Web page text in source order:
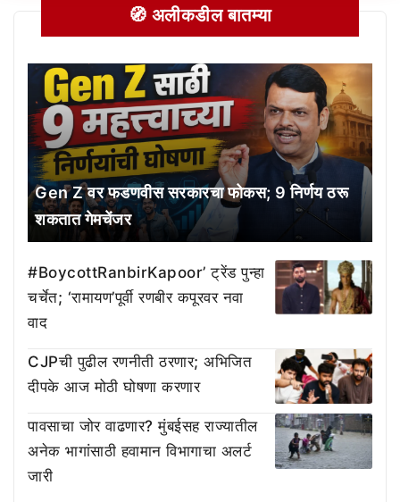
🧭 अलीकडील बातम्या
Gen Z वर फडणवीस सरकारचा फोकस; 9 निर्णय ठरू
शकतात गेमचेंजर
#BoycottRanbirKapoor’ ट्रेंड पुन्हा
चर्चेत; ‘रामायण’पूर्वी रणबीर कपूरवर नवा
वाद
CJPची पुढील रणनीती ठरणार; अभिजित
दीपके आज मोठी घोषणा करणार
पावसाचा जोर वाढणार? मुंबईसह राज्यातील
अनेक भागांसाठी हवामान विभागाचा अलर्ट
जारी